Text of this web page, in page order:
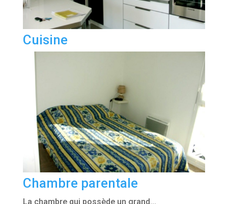
Cuisine
Chambre parentale
La chambre qui possède un grand...